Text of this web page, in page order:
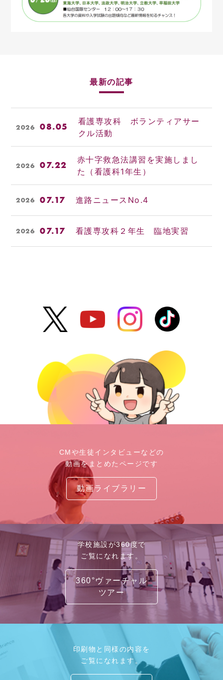
最新の記事
2026 08.05
看護専攻科 ボランティアサー
クル活動
2026 07.22
赤十字救急法講習を実施しまし
た（看護科1年生）
2026 07.17 進路ニュースNo.4
2026 07.17 看護専攻科２年生 臨地実習
CMや生徒インタビューなどの
動画をまとめたページです
動画ライブラリー
学校施設が360度で
ご覧になれます。
360°ヴァーチャル
ツアー
印刷物と同様の内容を
ご覧になれます。